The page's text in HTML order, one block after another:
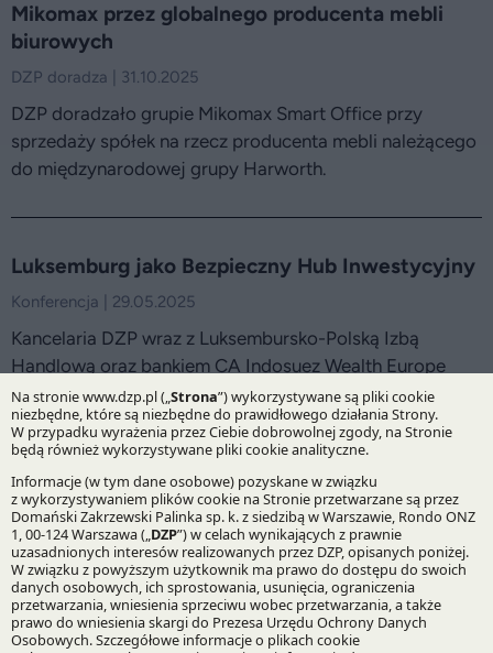
Mikomax przez globalnego producenta mebli
biurowych
DZP doradza | 31.10.2025
DZP doradzało grupie Mikomax Smart Office przy
sprzedaży spółek na rzecz producenta mebli należącego
do międzynarodowej grupy Harworth.
Luksemburg jako Bezpieczny Hub Inwestycyjny
Konferencja | 29.05.2025
Kancelaria DZP wraz z Luksembursko-Polską Izbą
Handlową oraz bankiem CA Indosuez Wealth Europe
organizują spotkanie poświęcone inwestowaniu
i zarządzaniu majątkiem w Luksemburgu.
DZP umacnia swoją pozycję w rankingu
Chambers Europe 2025
Aktualność | 20.03.2025
W najnowszej publikacji Chambers & Partners aż 20
ekspertów DZP otrzymało indywidualne rekomendacje.